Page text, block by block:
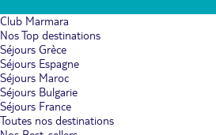
Club Marmara
Nos Top destinations
Séjours Grèce
Séjours Espagne
Séjours Maroc
Séjours Bulgarie
Séjours France
Toutes nos destinations